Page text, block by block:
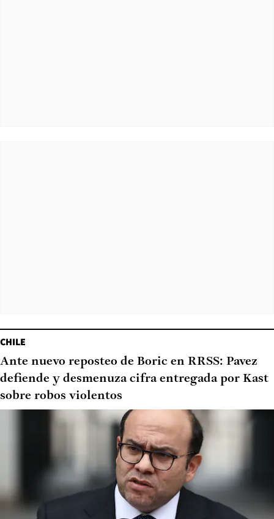
CHILE
Ante nuevo reposteo de Boric en RRSS: Pavez
defiende y desmenuza cifra entregada por Kast
sobre robos violentos